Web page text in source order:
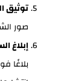
توثيق
صور
إبلاغ
بلاغًا